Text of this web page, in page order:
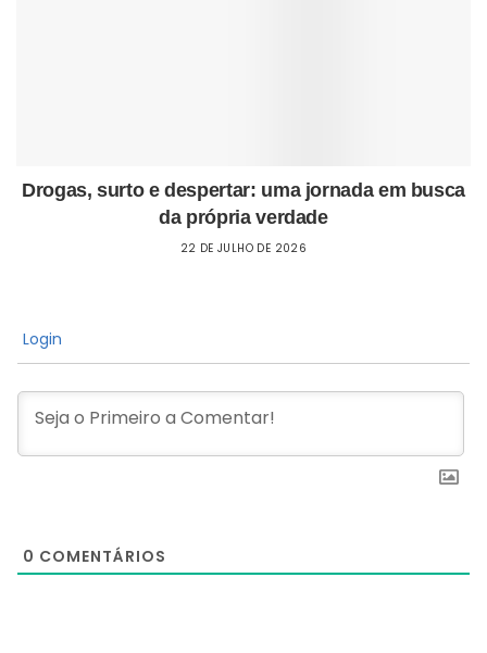
Drogas, surto e despertar: uma jornada em busca
da própria verdade
22 DE JULHO DE 2026
Login
0 COMENTÁRIOS